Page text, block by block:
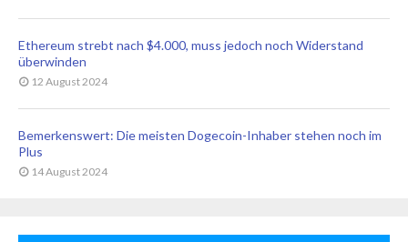
Ethereum strebt nach $4.000, muss jedoch noch Widerstand
überwinden
12 August 2024
Bemerkenswert: Die meisten Dogecoin-Inhaber stehen noch im
Plus
14 August 2024